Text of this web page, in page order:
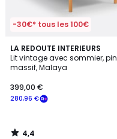
-30€* tous les 100€
LA REDOUTE INTERIEURS
Lit vintage avec sommier, pin
massif, Malaya
280,96 €
399,00 €
4,4
/ 5
4,4